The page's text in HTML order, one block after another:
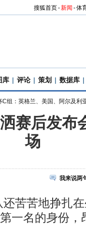
搜狐首页-新闻 -体
库 | 评论 | 策划 | 数据库 |
C组：英格兰、美国、阿尔及利
赛后发布
场
我来说两
苦地挣扎在
一名的身份，